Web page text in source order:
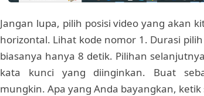
Jangan lupa, pilih posisi video yang akan
horizontal. Lihat kode nomor 1. Durasi
biasanya hanya 8 detik. Pilihan
kata kunci yang diinginkan. Buat
mungkin. Apa yang Anda bayangkan, ketik